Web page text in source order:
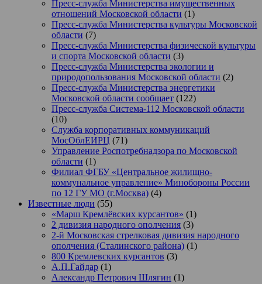
Пресс-служба Министерства имущественных
отношений Московской области (1)
Пресс-служба Министерства культуры Московской
области (7)
Пресс-служба Министерства физической культуры
и спорта Московской области (3)
Пресс-служба Министерства экологии и
природопользования Московской области (2)
Пресс-служба Министерства энергетики
Московской области сообщает (122)
Пресс-служба Система-112 Московской области
(10)
Служба корпоративных коммуникаций
МосОблЕИРЦ (71)
Управление Роспотребнадзора по Московской
области (1)
Филиал ФГБУ «Центральное жилищно-
коммунальное управление» Минобороны России
по 12 ГУ МО (г.Москва) (4)
Известные люди (55)
«Марш Кремлёвских курсантов» (1)
2 дивизия народного ополчения (3)
2-й Московская стрелковая дивизия народного
ополчения (Сталинского района) (1)
800 Кремлевских курсантов (3)
А.П.Гайдар (1)
Александр Петрович Шлягин (1)